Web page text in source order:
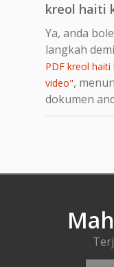
kreol haiti
Ya, anda
langkah
PDF kreol
video",
dokumen